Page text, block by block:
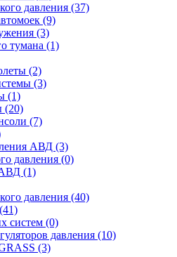
давления (37)
(9)
(3)
тумана (1)
(2)
(3)
(1)
(20)
(7)
АВД (3)
давления (0)
(1)
давления (40)
систем (0)
давления (10)
(3)